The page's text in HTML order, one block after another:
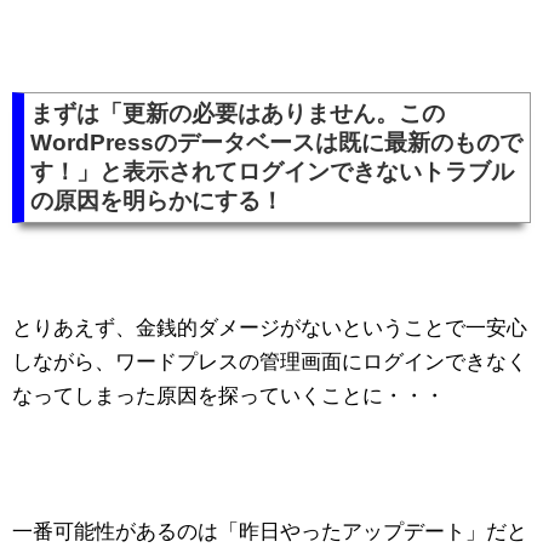
まずは「更新の必要はありません。この
WordPressのデータベースは既に最新のもので
す！」と表示されてログインできないトラブル
の原因を明らかにする！
とりあえず、金銭的ダメージがないということで一安心
しながら、ワードプレスの管理画面にログインできなく
なってしまった原因を探っていくことに・・・
一番可能性があるのは「昨日やったアップデート」だと